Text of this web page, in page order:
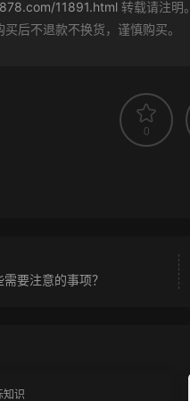
11891.html 转载请注明。
后不退款不换货，谨慎购买。
0
要注意的事项？
知识